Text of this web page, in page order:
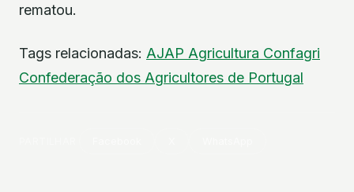
rematou.
Tags relacionadas: AJAP Agricultura Confagri
Confederação dos Agricultores de Portugal